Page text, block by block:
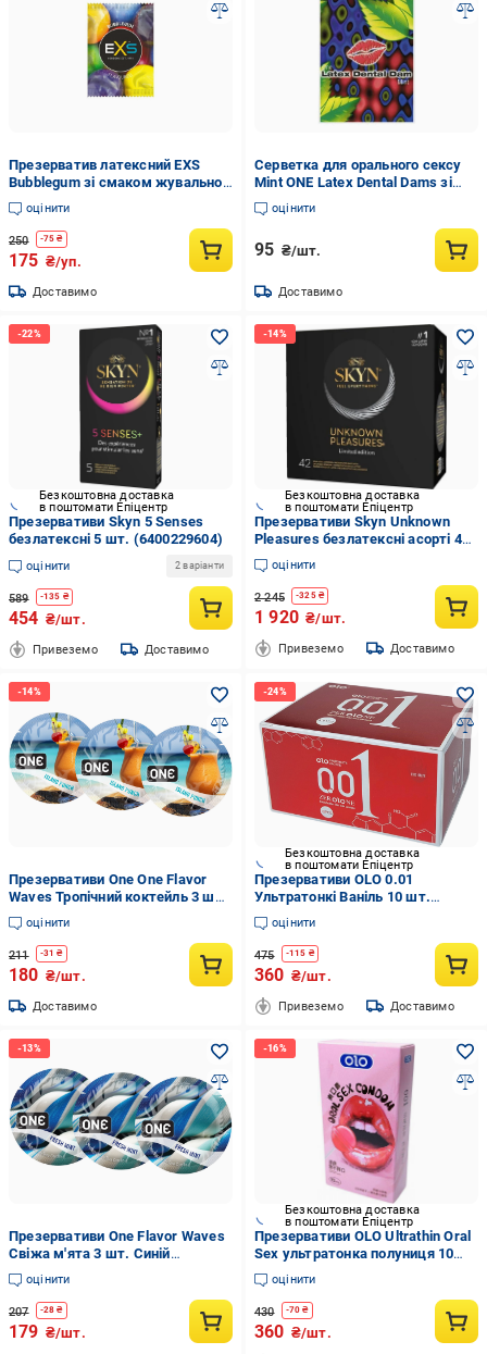
Презерватив латексний EXS
Bubblegum зі смаком жувальної
гумки 5 шт. (02930/
400exsmixflav)
оцінити
250 -75 ₴
175 ₴/уп.
Доставимо
Серветка для орального сексу
Mint ONE Latex Dental Dams зі
смаком м'яти 1 шт. (ON60253)
оцінити
95 ₴/шт.
Доставимо
Безкоштовна доставка
в поштомати Епіцентр
Презервативи Skyn ​​5 Senses
безлатексні 5 шт. (6400229604)
оцінити 2 варіанти
589 -135 ₴
454 ₴/шт.
Привеземо Доставимо
Безкоштовна доставка
в поштомати Епіцентр
Презервативи Skyn ​​Unknown
Pleasures безлатексні асорті 42
шт. (501183076084)
оцінити
2 245 -325₴
1 920 ₴/шт.
Привеземо Доставимо
Презервативи One One Flavor
Waves Тропічний коктейль 3 шт.
(6400230325)
оцінити
211 -31 ₴
180 ₴/шт.
Доставимо
Безкоштовна доставка
в поштомати Епіцентр
Презервативи OLO 0.01
Ультратонкі Ваніль 10 шт.
(ROZ6400230143)
оцінити
475 -115 ₴
360 ₴/шт.
Привеземо Доставимо
Презервативи One Flavor Waves
Свіжа м'ята 3 шт. Синій
(6400230333)
оцінити
207 -28 ₴
179 ₴/шт.
Безкоштовна доставка
в поштомати Епіцентр
Презервативи OLO Ultrathin Oral
Sex ультратонка полуниця 10
шт. (6400230149)
оцінити
430 -70 ₴
360 ₴/шт.